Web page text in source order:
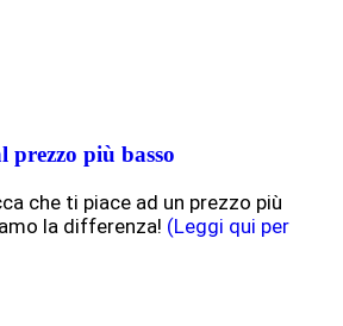
prezzo più basso
che ti piace ad un prezzo più
la differenza! (Leggi qui per